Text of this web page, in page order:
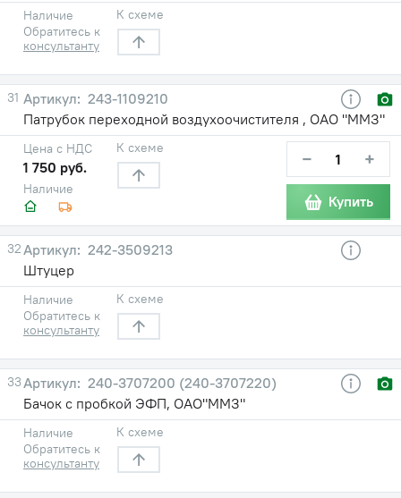
Наличие
Обратитесь к
консультанту
К схеме
31
243-1109210
Патрубок переходной воздухоочистителя , ОАО "ММЗ"
Наличие
Цена с НДС
1 750 руб.
К схеме − +
Купить
32
242-3509213
Штуцер
Наличие
Обратитесь к
консультанту
К схеме
33
240-3707200 (240-3707220)
Бачок с пробкой ЭФП, ОАО"ММЗ"
Наличие
Обратитесь к
консультанту
К схеме